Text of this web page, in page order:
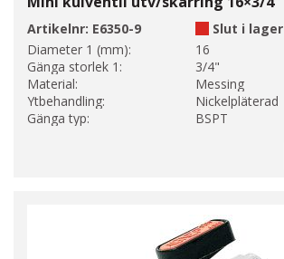
Artikelnr: E6350-9
Slut i lager
Diameter 1 (mm):
16
Gänga storlek 1:
3/4"
Material:
Messing
Ytbehandling:
Nickelpläterad
Gänga typ:
BSPT